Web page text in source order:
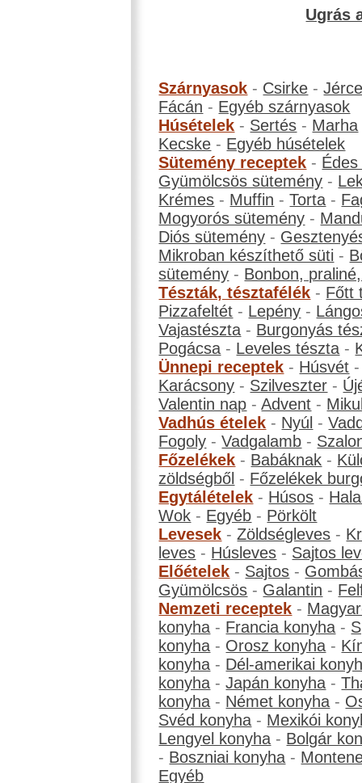
Ugrás
Szárnyasok - Csirke -
Fácán - Egyéb szárnyasok
Húsételek - Sertés - Marha
Kecske - Egyéb húsételek
Sütemény receptek -
Gyümölcsös sütemény -
Krémes - Muffin -Torta -
Mogyorós sütemény -
Diós sütemény -
Mikroban készíthető süti -
sütemény - Bonbon,
Tészták, tésztafélék - Főtt
Pizzafeltét - Lepény -
Vajastészta - Burgonyás
Pogácsa - Leveles tészta -
Ünnepi receptek - Húsvét
Karácsony - Szilveszter -
Valentin nap -Advent -
Vadhús ételek - Nyúl -
Fogoly -Vadgalamb -
Főzelékek - Babáknak -
zöldségből - Főzelékek
Egytálételek - Húsos -
Wok - Egyéb - Pörkölt
Levesek -Zöldségleves -
leves - Húsleves - Sajtos
Előételek - Sajtos -
Gyümölcsös - Galantin -
Nemzeti receptek -
konyha - Francia konyha -
konyha - Orosz konyha -
konyha - Dél-amerikai
konyha -Japán konyha -
konyha - Német konyha -
Svéd konyha - Mexikói
Lengyel konyha - Bolgár
- Boszniai konyha -
Egyéb